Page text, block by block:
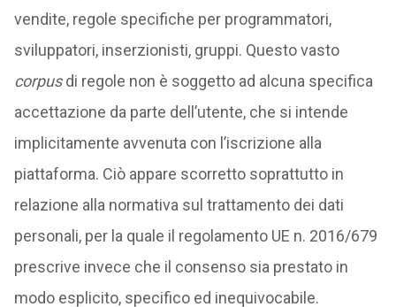
vendite, regole specifiche per programmatori,
sviluppatori, inserzionisti, gruppi. Questo vasto
corpusdi regole non è soggetto ad alcuna specifica
accettazione da parte dell’utente, che si intende
implicitamente avvenuta con l’iscrizione alla
piattaforma. Ciò appare scorretto soprattutto in
relazione alla normativa sul trattamento dei dati
personali, per la quale il regolamento UE n. 2016/679
prescrive invece che il consenso sia prestato in
modo esplicito, specifico ed inequivocabile.